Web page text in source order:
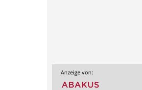
Anzeige von: